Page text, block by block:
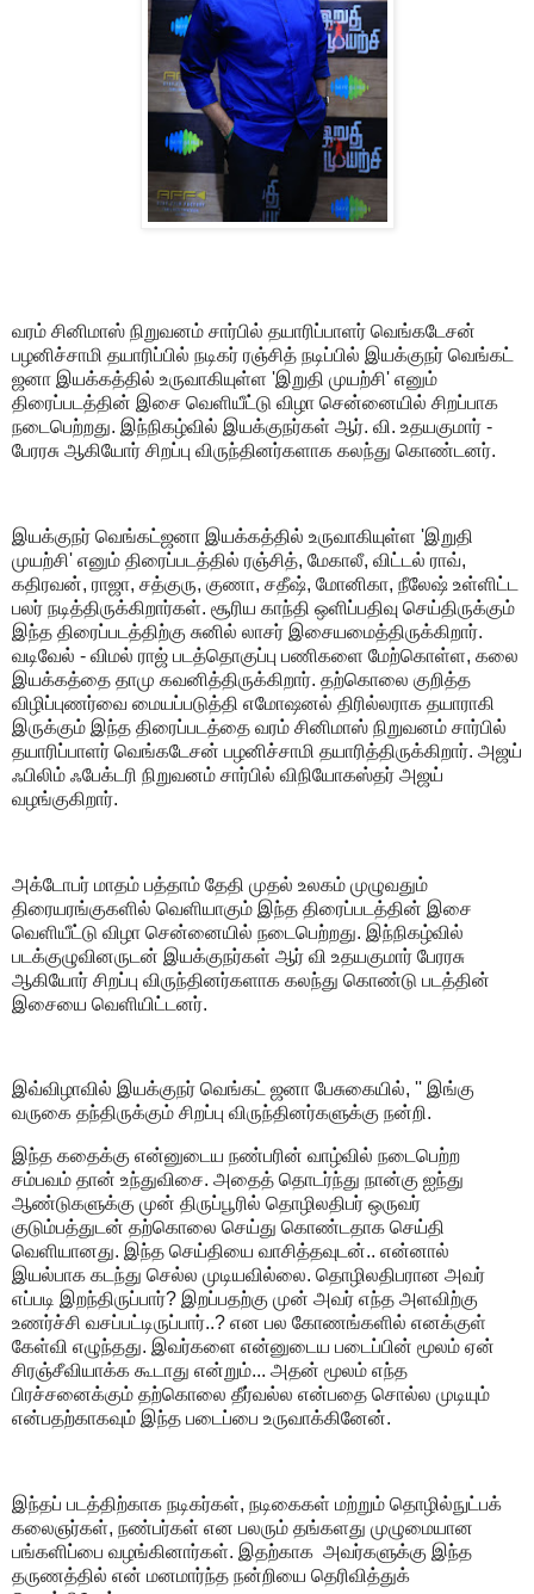
வரம் சினிமாஸ் நிறுவனம் சார்பில் தயாரிப்பாளர் வெங்கடேசன்
பழனிச்சாமி தயாரிப்பில் நடிகர் ரஞ்சித் நடிப்பில் இயக்குநர் வெங்கட்
ஜனா இயக்கத்தில் உருவாகியுள்ள 'இறுதி முயற்சி' எனும்
திரைப்படத்தின் இசை வெளியீட்டு விழா சென்னையில் சிறப்பாக
நடைபெற்றது. இந்நிகழ்வில் இயக்குநர்கள் ஆர். வி. உதயகுமார் -
பேரரசு ஆகியோர் சிறப்பு விருந்தினர்களாக கலந்து கொண்டனர்.
இயக்குநர் வெங்கட்ஜனா இயக்கத்தில் உருவாகியுள்ள 'இறுதி
முயற்சி' எனும் திரைப்படத்தில் ரஞ்சித், மேகாலீ, விட்டல் ராவ்,
கதிரவன், ராஜா, சத்குரு, குணா, சதீஷ், மோனிகா, நீலேஷ் உள்ளிட்ட
பலர் நடித்திருக்கிறார்கள். சூரிய காந்தி ஒளிப்பதிவு செய்திருக்கும்
இந்த திரைப்படத்திற்கு சுனில் லாசர் இசையமைத்திருக்கிறார்.
வடிவேல் - விமல் ராஜ் படத்தொகுப்பு பணிகளை மேற்கொள்ள, கலை
இயக்கத்தை தாமு கவனித்திருக்கிறார். தற்கொலை குறித்த
விழிப்புணர்வை மையப்படுத்தி எமோஷனல் திரில்லராக தயாராகி
இருக்கும் இந்த திரைப்படத்தை வரம் சினிமாஸ் நிறுவனம் சார்பில்
தயாரிப்பாளர் வெங்கடேசன் பழனிச்சாமி தயாரித்திருக்கிறார். அஜய்
ஃபிலிம் ஃபேக்டரி நிறுவனம் சார்பில் விநியோகஸ்தர் அஜய்
வழங்குகிறார்.
அக்டோபர் மாதம் பத்தாம் தேதி முதல் உலகம் முழுவதும்
திரையரங்குகளில் வெளியாகும் இந்த திரைப்படத்தின் இசை
வெளியீட்டு விழா சென்னையில் நடைபெற்றது. இந்நிகழ்வில்
படக்குழுவினருடன் இயக்குநர்கள் ஆர் வி உதயகுமார் பேரரசு
ஆகியோர் சிறப்பு விருந்தினர்களாக கலந்து கொண்டு படத்தின்
இசையை வெளியிட்டனர்.
இவ்விழாவில் இயக்குநர் வெங்கட் ஜனா பேசுகையில், '' இங்கு
வருகை தந்திருக்கும் சிறப்பு விருந்தினர்களுக்கு நன்றி.
இந்த கதைக்கு என்னுடைய நண்பரின் வாழ்வில் நடைபெற்ற
சம்பவம் தான் உந்துவிசை. அதைத் தொடர்ந்து நான்கு ஐந்து
ஆண்டுகளுக்கு முன் திருப்பூரில் தொழிலதிபர் ஒருவர்
குடும்பத்துடன் தற்கொலை செய்து கொண்டதாக செய்தி
வெளியானது. இந்த செய்தியை வாசித்தவுடன்.. என்னால்
இயல்பாக கடந்து செல்ல முடியவில்லை. தொழிலதிபரான அவர்
எப்படி இறந்திருப்பார்? இறப்பதற்கு முன் அவர் எந்த அளவிற்கு
உணர்ச்சி வசப்பட்டிருப்பார்..? என பல கோணங்களில் எனக்குள்
கேள்வி எழுந்தது. இவர்களை என்னுடைய படைப்பின் மூலம் ஏன்
சிரஞ்சீவியாக்க கூடாது என்றும்... அதன் மூலம் எந்த
பிரச்சனைக்கும் தற்கொலை தீர்வல்ல என்பதை சொல்ல முடியும்
என்பதற்காகவும் இந்த படைப்பை உருவாக்கினேன்.
இந்தப் படத்திற்காக நடிகர்கள், நடிகைகள் மற்றும் தொழில்நுட்பக்
கலைஞர்கள், நண்பர்கள் என பலரும் தங்களது முழுமையான
பங்களிப்பை வழங்கினார்கள். இதற்காக அவர்களுக்கு இந்த
தருணத்தில் என் மனமார்ந்த நன்றியை தெரிவித்துக்